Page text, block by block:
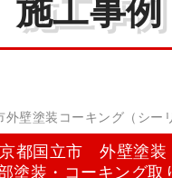
施工事例
外壁塗装コーキング（シー
都国立市 外壁塗装
塗装・コーキング取